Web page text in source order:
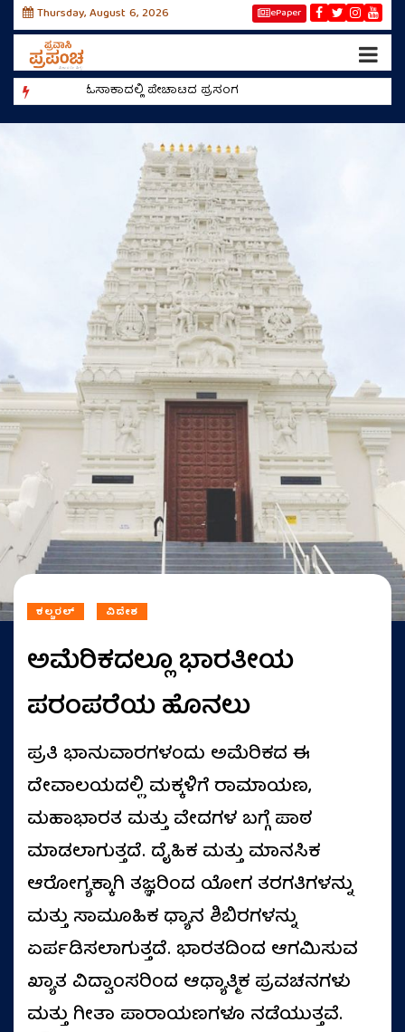
Thursday, August 6, 2026 ePaper
ಓಸಾಕಾದಲ್ಲಿ ಪೇಚಾಟದ ಪ್ರಸಂಗ
ಕಲ್ಚರಲ್ ವಿದೇಶ
ಅಮೆರಿಕದಲ್ಲೂ ಭಾರತೀಯ
ಪರಂಪರೆಯ ಹೊನಲು
ಪ್ರತಿ ಭಾನುವಾರಗಳಂದು ಅಮೆರಿಕದ ಈ
ದೇವಾಲಯದಲ್ಲಿ ಮಕ್ಕಳಿಗೆ ರಾಮಾಯಣ,
ಮಹಾಭಾರತ ಮತ್ತು ವೇದಗಳ ಬಗ್ಗೆ ಪಾಠ
ಮಾಡಲಾಗುತ್ತದೆ. ದೈಹಿಕ ಮತ್ತು ಮಾನಸಿಕ
ಆರೋಗ್ಯಕ್ಕಾಗಿ ತಜ್ಞರಿಂದ ಯೋಗ ತರಗತಿಗಳನ್ನು
ಮತ್ತು ಸಾಮೂಹಿಕ ಧ್ಯಾನ ಶಿಬಿರಗಳನ್ನು
ಏರ್ಪಡಿಸಲಾಗುತ್ತದೆ. ಭಾರತದಿಂದ ಆಗಮಿಸುವ
ಖ್ಯಾತ ವಿದ್ವಾಂಸರಿಂದ ಆಧ್ಯಾತ್ಮಿಕ ಪ್ರವಚನಗಳು
ಮತ್ತು ಗೀತಾ ಪಾರಾಯಣಗಳೂ ನಡೆಯುತ್ತವೆ.